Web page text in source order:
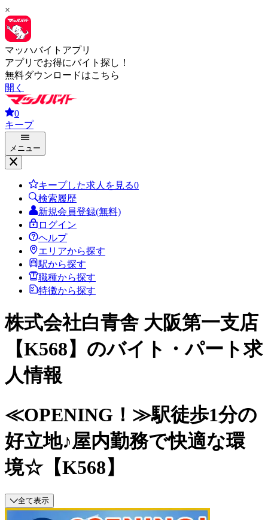
×
マッハバイトアプリ
アプリでお得にバイト探し！
無料ダウンロードはこちら
開く
0
キープ
メニュー
キープした求人を見る0
検索履歴
新規会員登録(無料)
ログイン
ヘルプ
エリアから探す
駅から探す
職種から探す
特徴から探す
株式会社白青舎 大阪第一支店
【K568】のバイト・パート求
人情報
≪OPENING！≫駅徒歩1分の
好立地♪屋内勤務で快適な環
境☆【K568】
全て表示